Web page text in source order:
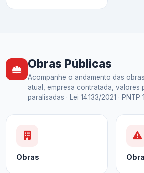
Obras Públicas
Acompanhe o andamento das
atual, empresa contratada, valores
paralisadas · Lei 14.133/2021 · PNTP
Obras